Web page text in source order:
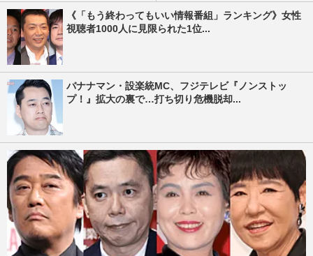
《「もう終わってもいい情報番組」ランキング》女性
視聴者1000人に見限られた1位...
バナナマン・設楽統MC、フジテレビ『ノンストッ
プ！』拡大の裏で…打ち切り危機脱却...